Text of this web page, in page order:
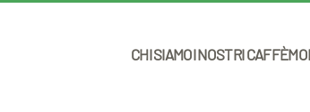
CHI SIAMOI NOSTRI CAFFÈ